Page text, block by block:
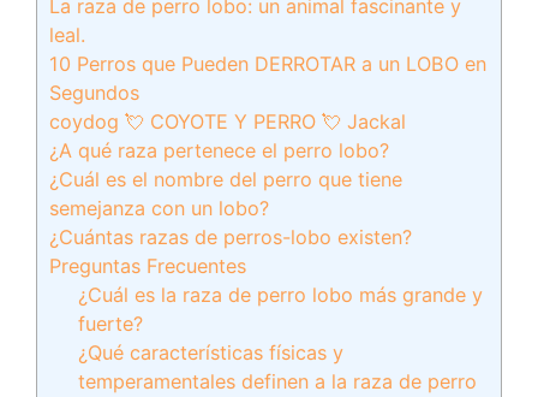
La raza de perro lobo: un animal fascinante y
leal.
10 Perros que Pueden DERROTAR a un LOBO en
Segundos
coydog 💘 COYOTE Y PERRO 💘 Jackal
¿A qué raza pertenece el perro lobo?
¿Cuál es el nombre del perro que tiene
semejanza con un lobo?
¿Cuántas razas de perros-lobo existen?
Preguntas Frecuentes
¿Cuál es la raza de perro lobo más grande y
fuerte?
¿Qué características físicas y
temperamentales definen a la raza de perro